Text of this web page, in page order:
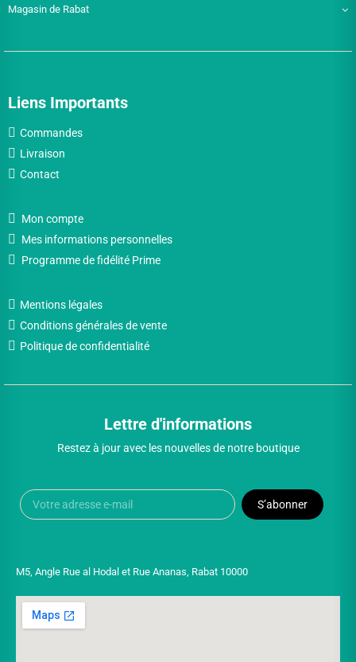
Magasin de Rabat
Liens Importants
Commandes
Livraison
Contact
Mon compte
Mes informations personnelles
Programme de fidélité Prime
Mentions légales
Conditions générales de vente
Politique de confidentialité
Lettre d'informations
Restez à jour avec les nouvelles de notre boutique
S’abonner
M5, Angle Rue al Hodal et Rue Ananas, Rabat 10000